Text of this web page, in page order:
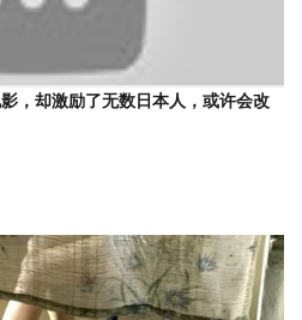
，却激励了无数日本人，或许会改